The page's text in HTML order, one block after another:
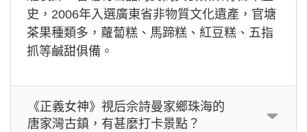
史，2006年入選廣東省非物質文化遺產，官塘
茶果種類多，蘿蔔糕、馬蹄糕、紅豆糕、五指
抓等鹹甜俱備。
《正義女神》視后佘詩曼家鄉珠海的
唐家灣古鎮，有甚麼打卡景點？